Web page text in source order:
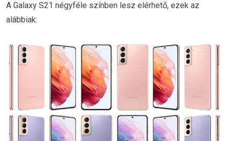
A Galaxy S21 négyféle színben lesz elérhető, ezek az
alábbiak: